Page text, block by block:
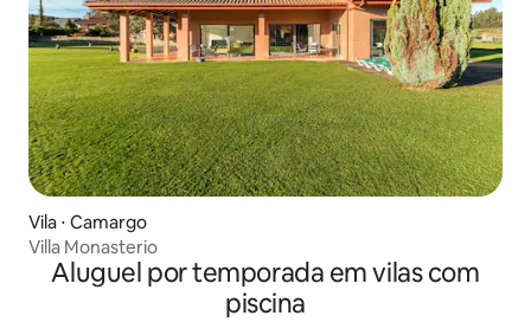
Vila ⋅ Camargo
Villa Monasterio
Aluguel por temporada em vilas com
piscina